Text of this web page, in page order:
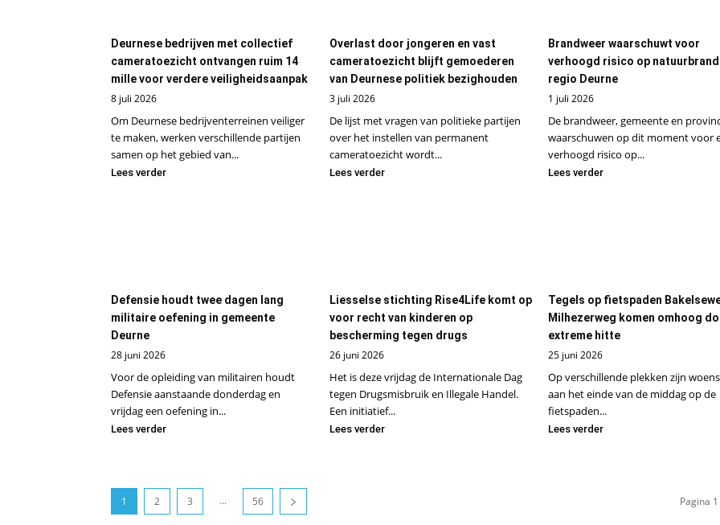
Deurnese bedrijven met collectief
cameratoezicht ontvangen ruim 14
mille voor verdere veiligheidsaanpak
8 juli 2026
Om Deurnese bedrijventerreinen veiliger
te maken, werken verschillende partijen
samen op het gebied van...
Lees verder
Overlast door jongeren en vast
cameratoezicht blijft gemoederen
van Deurnese politiek bezighouden
3 juli 2026
De lijst met vragen van politieke partijen
over het instellen van permanent
cameratoezicht wordt...
Lees verder
Brandweer waarschuwt voor
verhoogd risico op natuurbrand
regio Deurne
1 juli 2026
De brandweer, gemeente en
waarschuwen op dit moment voor
verhoogd risico op...
Lees verder
Defensie houdt twee dagen lang
militaire oefening in gemeente
Deurne
28 juni 2026
Voor de opleiding van militairen houdt
Defensie aanstaande donderdag en
vrijdag een oefening in...
Lees verder
Liesselse stichting Rise4Life komt op
voor recht van kinderen op
bescherming tegen drugs
26 juni 2026
Het is deze vrijdag de Internationale Dag
tegen Drugsmisbruik en Illegale Handel.
Een initiatief...
Lees verder
Tegels op fietspaden
Milhezerweg komen omhoog
extreme hitte
25 juni 2026
Op verschillende plekken zijn
aan het einde van de middag op de
fietspaden...
Lees verder
1 2 3 ... 56 Pagina